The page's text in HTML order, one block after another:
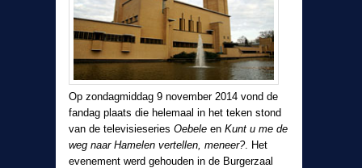
Op zondagmiddag 9 november 2014 vond de
fandag plaats die helemaal in het teken stond
van de televisieseries Oebele en Kunt u me de
weg naar Hamelen vertellen, meneer?. Het
evenement werd gehouden in de Burgerzaal